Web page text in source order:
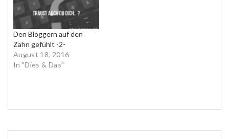
Den Bloggern auf den
Zahn gefühlt -2-
August 18, 2016
In "Dies & Das"